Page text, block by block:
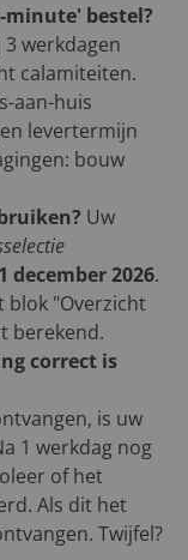
bestel?
werkdagen
calamiteiten.
aan-huis
levertermijn
bouw
Uw
december 2026.
blok "Overzicht
berekend.
correct is
is uw
1 werkdag nog
of het
Als dit het
Twijfel?